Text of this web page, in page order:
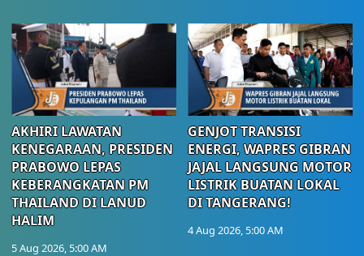
AKHIRI LAWATAN
KENEGARAAN, PRESIDEN
PRABOWO LEPAS
KEBERANGKATAN PM
THAILAND DI LANUD
HALIM
5 Aug 2026, 5:00 AM
GENJOT TRANSISI
ENERGI, WAPRES GIBRAN
JAJAL LANGSUNG MOTOR
LISTRIK BUATAN LOKAL
DI TANGERANG!
4 Aug 2026, 5:00 AM